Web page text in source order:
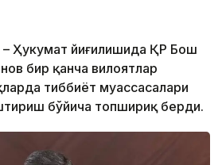
– Ҳукумат йиғилишида ҚР Бош
бир қанча вилоятлар
тиббиёт муассасалари
бўйича топшириқ берди.